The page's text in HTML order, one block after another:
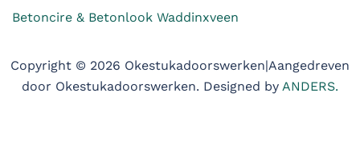
Betoncire & Betonlook Waddinxveen
Copyright © 2026 Okestukadoorswerken|Aangedreven
door Okestukadoorswerken. Designed by ANDERS.